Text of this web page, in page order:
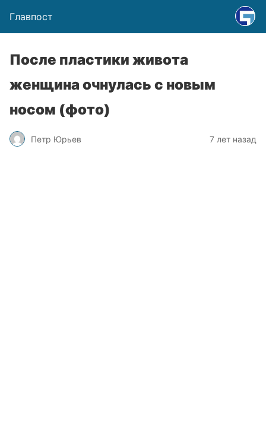
Главпост
После пластики живота
женщина очнулась с новым
носом (фото)
Петр Юрьев 7 лет назад